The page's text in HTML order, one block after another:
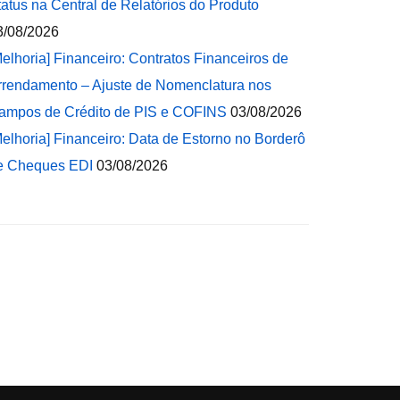
na Central de Relatórios do Produto
08/2026
Financeiro: Contratos Financeiros de
– Ajuste de Nomenclatura nos
de Crédito de PIS e COFINS 03/08/2026
Financeiro: Data de Estorno no Borderô
Cheques EDI 03/08/2026